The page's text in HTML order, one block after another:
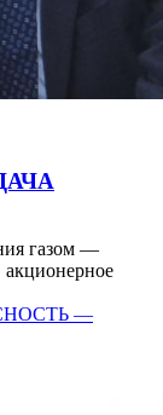
газом —
акционерное
—